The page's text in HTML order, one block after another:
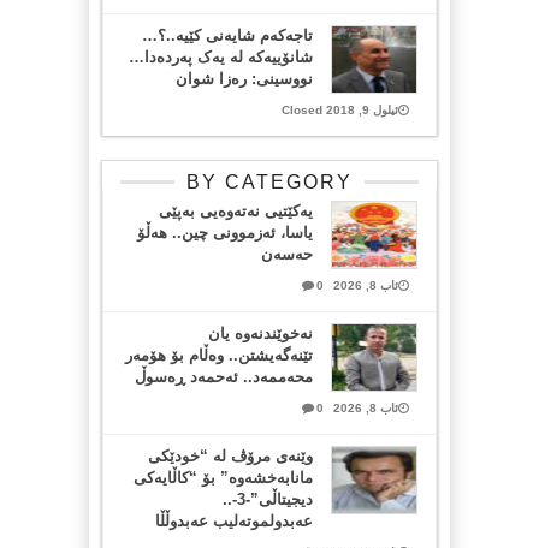
تاجەکەم شایەنی کێیە..؟…
شانۆییەکە لە یەک پەردەدا…
نووسینی: رەزا شوان
ئیلول 9, 2018 Closed
BY CATEGORY
یەکێتیی نەتەوەیی بەپێی
یاسا، ئەزموونی چین.. هەڵۆ
حەسەن
ئاب 8, 2026 0
نەخوێندنەوە یان
تێنەگەیشتن.. وەڵام بۆ هۆمەر
محەممەد.. ئەحمەد ڕەسوڵ
ئاب 8, 2026 0
وێنەی مرۆڤ لە “خودێکی
مانابەخشەوە” بۆ “کاڵایەکی
دیجیتاڵی”-3-..
عەبدولموتەلیب عەبدوڵڵا